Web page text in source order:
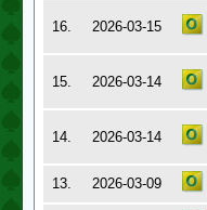
16. 2026-03-15
15. 2026-03-14
14. 2026-03-14
13. 2026-03-09